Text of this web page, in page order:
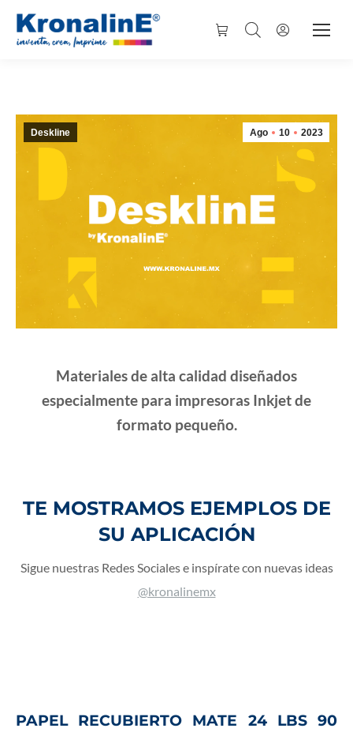
Ago 10 2023
Deskline
Materiales de alta calidad diseñados
especialmente para impresoras Inkjet de
formato pequeño.
TE MOSTRAMOS EJEMPLOS DE
SU APLICACIÓN
Sigue nuestras Redes Sociales e inspírate con nuevas ideas
@kronalinemx
PAPEL RECUBIERTO MATE 24 LBS 90